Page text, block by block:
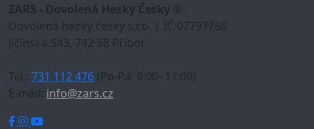
ZARS - Dovolená Hezky Česky ®
Dovolená hezky česky s.r.o. | IČ 07797788
Jičínská 543, 742 58 Příbor
Tel.: 731 112 476 (Po-Pá: 9:00- 17:00)
E-mail: info@zars.cz